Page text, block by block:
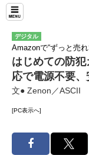
デジタル
Amazonで“ずっと売
はじめての防
応で電源不要
文● Zenon／ASCII
[PC表示へ]